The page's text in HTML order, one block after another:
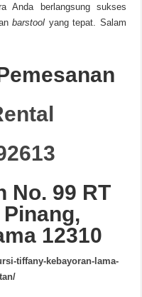
Anda berlangsung sukses
barstool yang tepat. Salam
No. 99 RT
12310
tiffany-kebayoran-lama-